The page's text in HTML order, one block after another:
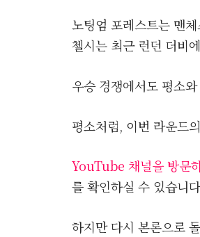
노팅엄 포레스트는 맨
첼시는 최근 런던 더비
우승 경쟁에서도 평소
평소처럼, 이번 라운드
YouTube 채널을 방문
를 확인하실 수 있습니
하지만 다시 본론으로